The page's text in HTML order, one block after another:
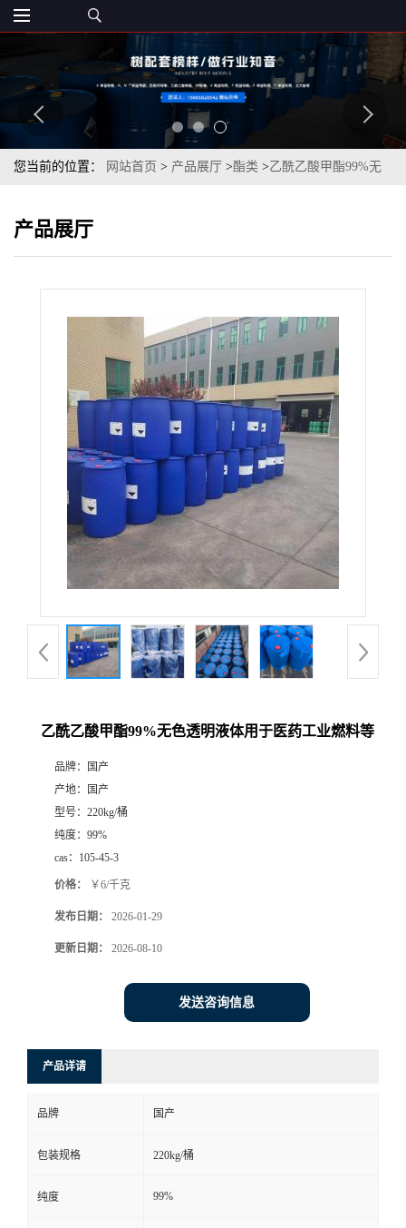
您当前的位置： 网站首页 > 产品展厅 >酯类 >乙酰乙酸甲酯99%无
产品展厅
乙酰乙酸甲酯99%无色透明液体用于医药工业燃料等
品牌：
国产
产地：
国产
型号： 220kg/桶
纯度： 99%
cas： 105-45-3
价格： ￥6/千克
发布日期： 2026-01-29
更新日期： 2026-08-10
发送咨询信息
产品详请
品牌 国产
包装规格 220kg/桶
纯度 99%